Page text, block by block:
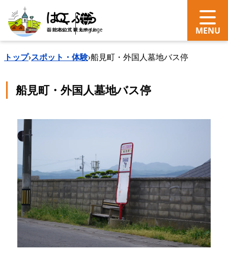
search Language
トップ›スポット・体験›船見町・外国人墓地バス停
船見町・外国人墓地バス停